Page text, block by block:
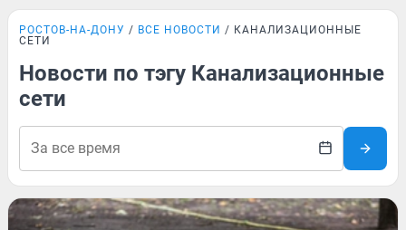
РОСТОВ-НА-ДОНУ ВСЕ НОВОСТИ
КАНАЛИЗАЦИОННЫЕ
СЕТИ
Новости по тэгу Канализационные
сети